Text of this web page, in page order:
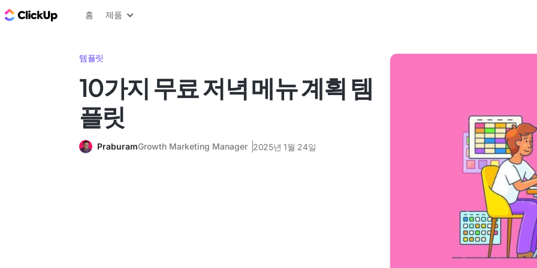
ClickUp 블로그
홈 제품
템플릿
10가지 무료 저녁 메뉴 계획 템
플릿
PraburamGrowth Marketing Manager 2025년 1월 24일